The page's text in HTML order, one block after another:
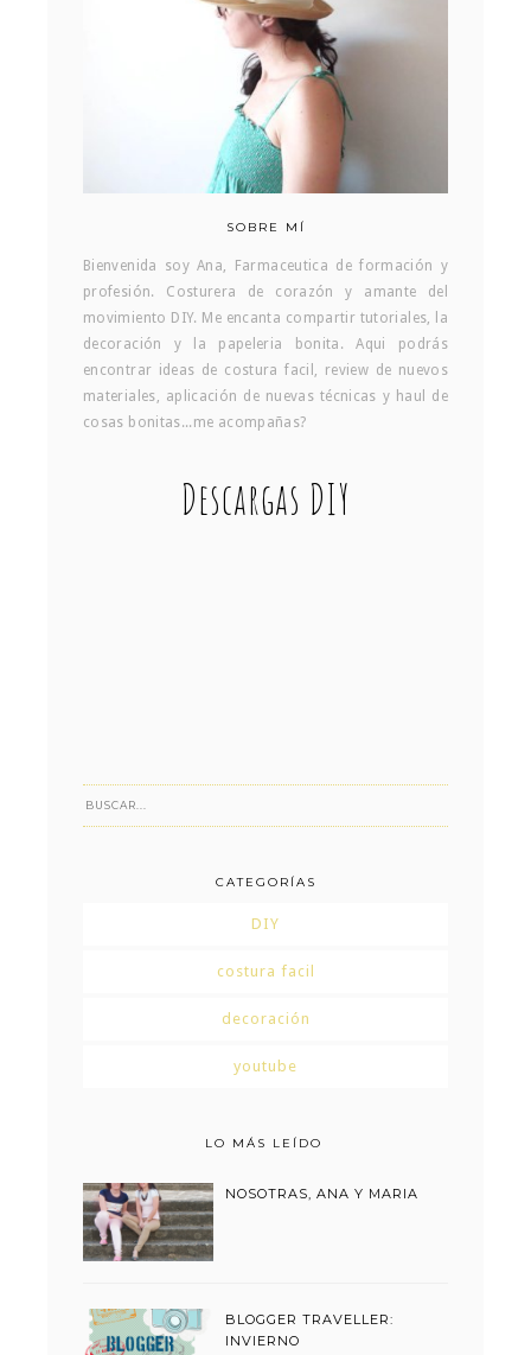
SOBRE MÍ
Bienvenida soy Ana, Farmaceutica de formación y
profesión. Costurera de corazón y amante del
movimiento DIY. Me encanta compartir tutoriales, la
decoración y la papeleria bonita. Aqui podrás
encontrar ideas de costura facil, review de nuevos
materiales, aplicación de nuevas técnicas y haul de
cosas bonitas...me acompañas?
Descargas DIY
CATEGORÍAS
DIY
costura facil
decoración
youtube
LO MÁS LEÍDO
NOSOTRAS, ANA Y MARIA
BLOGGER TRAVELLER:
INVIERNO